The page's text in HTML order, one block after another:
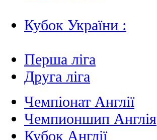
Кубок України :
Перша ліга
Друга ліга
Чемпіонат Англії
Чемпионшип Англія
Кубок Англії